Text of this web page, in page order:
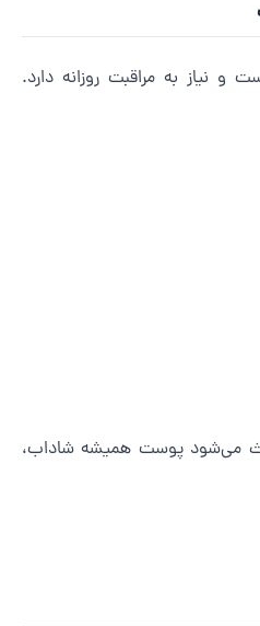
به مراقبت روزانه دارد.
پوست همیشه شاداب،